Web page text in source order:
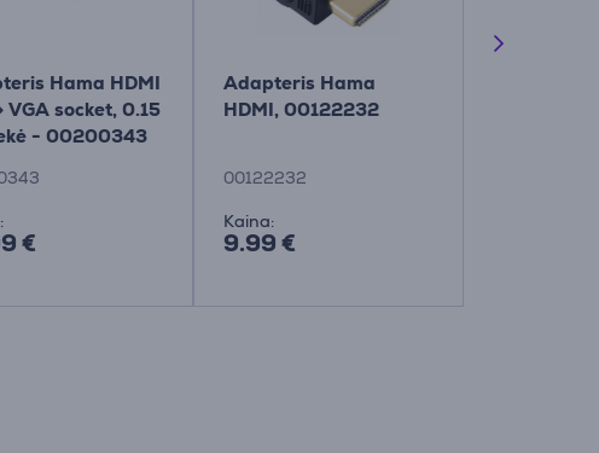
Hama HDMI
VGA socket, 0.15
- 00200343
€
Adapteris Hama
HDMI, 00122232
00122232
Kaina:
9.99 €